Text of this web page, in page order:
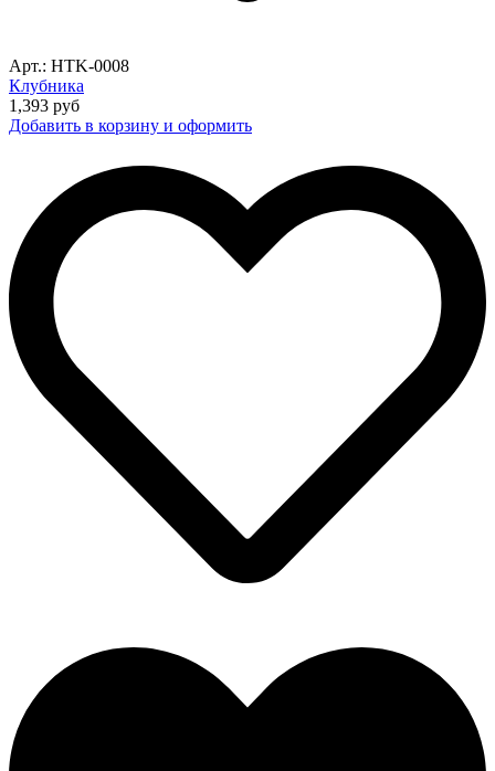
Арт.: HTK-0008
Клубника
1,393 руб
Добавить в корзину и оформить